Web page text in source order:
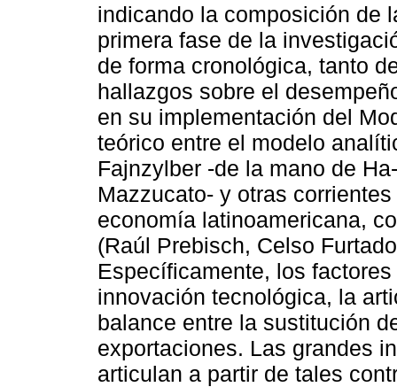
indicando la composición de
primera fase de la
de forma cronológica, tanto
hallazgos sobre el
en su implementación del
teórico entre el modelo
Fajnzylber -de la mano de
Mazzucato- y otras
economía latinoamericana,
(Raúl Prebisch, Celso
Específicamente, los
innovación tecnológica, la
balance entre la sustitución
exportaciones. Las grandes
articulan a partir de tales